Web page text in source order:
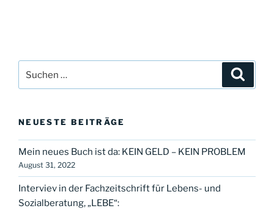
nach:
NEUESTE BEITRÄGE
Mein neues Buch ist da: KEIN GELD – KEIN PROBLEM
August 31, 2022
Interviev in der Fachzeitschrift für Lebens- und
Sozialberatung, „LEBE“: